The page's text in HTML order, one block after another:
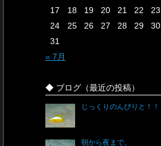
17
18 19 20 21 22
23
24
25 26 27 28 29
30
31
« 7月
◆ ブログ（最近の投稿）
じっくりのんびりと！！
朝から夜まで。